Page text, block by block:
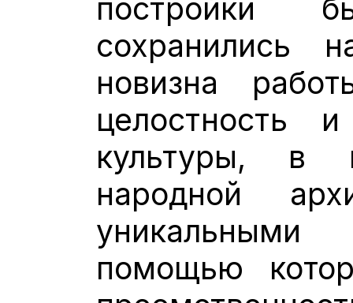
постройки
сохранились
новизна
целостность
культуры, в
народной
помощью